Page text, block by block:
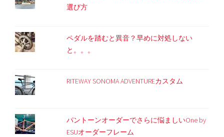
選び方
ペダルを踏むと異音？早めに対処しない
と。。。
RITEWAY SONOMA ADVENTUREカスタム
パントーンオーダーでさらに悩ましいOne by
ESUオーダーフレーム